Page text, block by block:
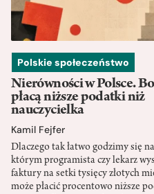
Polskie społeczeństwo
Nierówności w Polsce.
płacą niższe podatki niż
nauczycielka
Kamil Fejfer
Dlaczego tak łatwo godzimy się
którym programista czy lekarz
faktury na setki tysięcy złotych
może płacić procentowo niższe